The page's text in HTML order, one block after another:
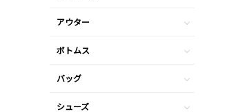
アウター
ボトムス
バッグ
シューズ